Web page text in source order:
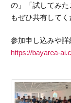
の」「試してみ
もぜひ共有してく
参加申し込みや詳
https://bayarea-